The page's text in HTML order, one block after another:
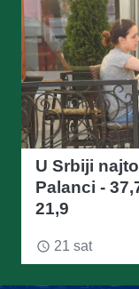
U Srbiji
Palanci -
21,9
access_time 21 sat